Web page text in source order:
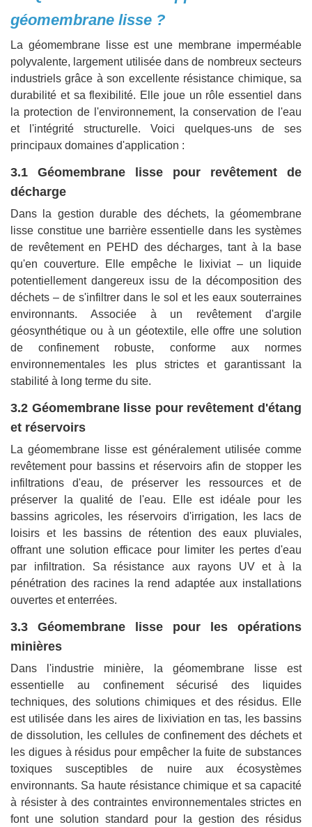
géomembrane lisse ?
La géomembrane lisse est une membrane imperméable
polyvalente, largement utilisée dans de nombreux secteurs
industriels grâce à son excellente résistance chimique, sa
durabilité et sa flexibilité. Elle joue un rôle essentiel dans
la protection de l'environnement, la conservation de l'eau
et l'intégrité structurelle. Voici quelques-uns de ses
principaux domaines d'application :
3.1 Géomembrane lisse pour revêtement de
décharge
Dans la gestion durable des déchets, la géomembrane
lisse constitue une barrière essentielle dans les systèmes
de revêtement en PEHD des décharges, tant à la base
qu'en couverture. Elle empêche le lixiviat – un liquide
potentiellement dangereux issu de la décomposition des
déchets – de s'infiltrer dans le sol et les eaux souterraines
environnants. Associée à un revêtement d'argile
géosynthétique ou à un géotextile, elle offre une solution
de confinement robuste, conforme aux normes
environnementales les plus strictes et garantissant la
stabilité à long terme du site.
3.2 Géomembrane lisse pour revêtement d'étang
et réservoirs
La géomembrane lisse est généralement utilisée comme
revêtement pour bassins et réservoirs afin de stopper les
infiltrations d'eau, de préserver les ressources et de
préserver la qualité de l'eau. Elle est idéale pour les
bassins agricoles, les réservoirs d'irrigation, les lacs de
loisirs et les bassins de rétention des eaux pluviales,
offrant une solution efficace pour limiter les pertes d'eau
par infiltration. Sa résistance aux rayons UV et à la
pénétration des racines la rend adaptée aux installations
ouvertes et enterrées.
3.3 Géomembrane lisse pour les opérations
minières
Dans l'industrie minière, la géomembrane lisse est
essentielle au confinement sécurisé des liquides
techniques, des solutions chimiques et des résidus. Elle
est utilisée dans les aires de lixiviation en tas, les bassins
de dissolution, les cellules de confinement des déchets et
les digues à résidus pour empêcher la fuite de substances
toxiques susceptibles de nuire aux écosystèmes
environnants. Sa haute résistance chimique et sa capacité
à résister à des contraintes environnementales strictes en
font une solution standard pour la gestion des résidus